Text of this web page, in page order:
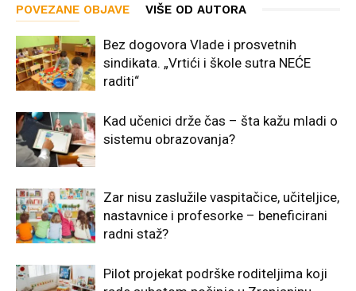
POVEZANE OBJAVE VIŠE OD AUTORA
Bez dogovora Vlade i prosvetnih
sindikata. „Vrtići i škole sutra NEĆE
raditi“
Kad učenici drže čas – šta kažu mladi o
sistemu obrazovanja?
Zar nisu zaslužile vaspitačice, učiteljice,
nastavnice i profesorke – beneficirani
radni staž?
Pilot projekat podrške roditeljima koji